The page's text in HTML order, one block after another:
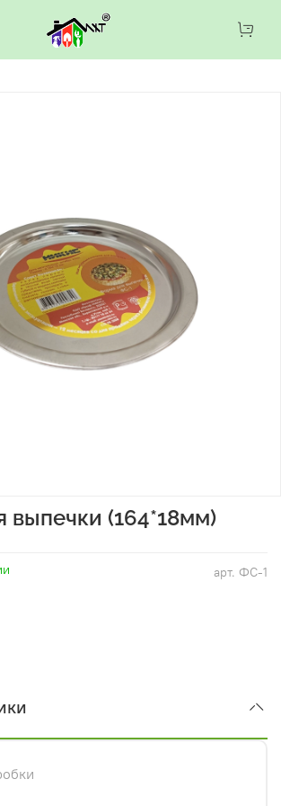
арт. ФС-1
выпечки (164*18мм)